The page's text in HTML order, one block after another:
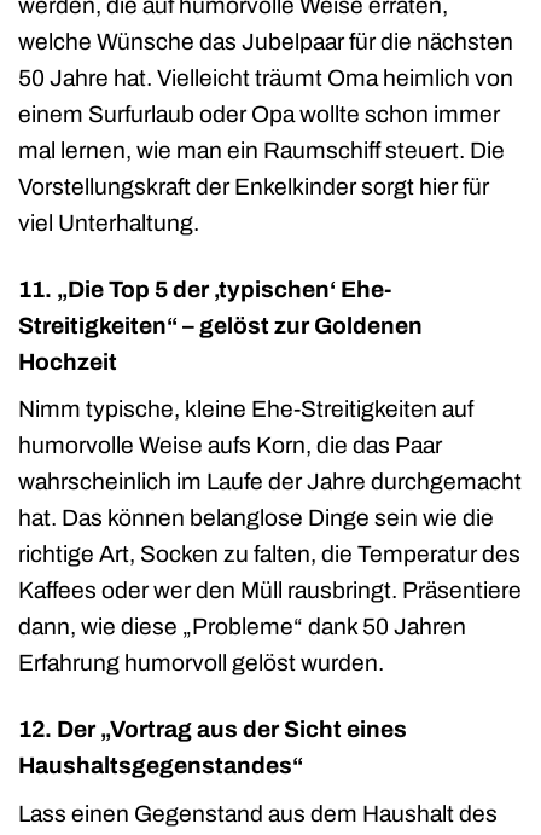
werden, die auf humorvolle Weise erraten,
welche Wünsche das Jubelpaar für die nächsten
50 Jahre hat. Vielleicht träumt Oma heimlich von
einem Surfurlaub oder Opa wollte schon immer
mal lernen, wie man ein Raumschiff steuert. Die
Vorstellungskraft der Enkelkinder sorgt hier für
viel Unterhaltung.
11. „Die Top 5 der ‚typischen‘ Ehe-
Streitigkeiten“ – gelöst zur Goldenen
Hochzeit
Nimm typische, kleine Ehe-Streitigkeiten auf
humorvolle Weise aufs Korn, die das Paar
wahrscheinlich im Laufe der Jahre durchgemacht
hat. Das können belanglose Dinge sein wie die
richtige Art, Socken zu falten, die Temperatur des
Kaffees oder wer den Müll rausbringt. Präsentiere
dann, wie diese „Probleme“ dank 50 Jahren
Erfahrung humorvoll gelöst wurden.
12. Der „Vortrag aus der Sicht eines
Haushaltsgegenstandes“
Lass einen Gegenstand aus dem Haushalt des